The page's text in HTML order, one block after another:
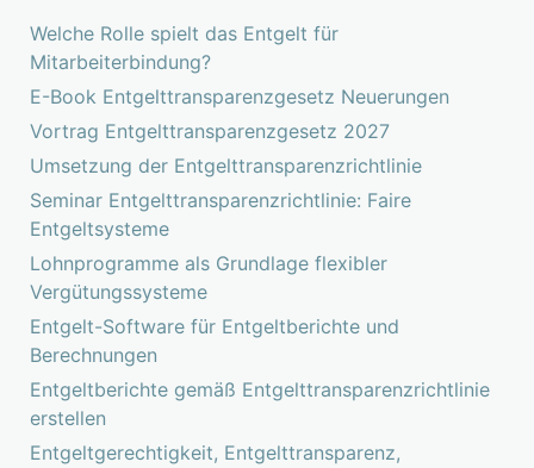
Welche Rolle spielt das Entgelt für
Mitarbeiterbindung?
E-Book Entgelttransparenzgesetz Neuerungen
Vortrag Entgelttransparenzgesetz 2027
Umsetzung der Entgelttransparenzrichtlinie
Seminar Entgelttransparenzrichtlinie: Faire
Entgeltsysteme
Lohnprogramme als Grundlage flexibler
Vergütungssysteme
Entgelt-Software für Entgeltberichte und
Berechnungen
Entgeltberichte gemäß Entgelttransparenzrichtlinie
erstellen
Entgeltgerechtigkeit, Entgelttransparenz,